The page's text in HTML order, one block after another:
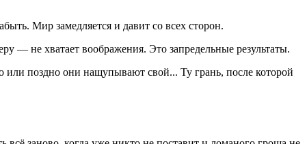
Мир замедляется и давит со всех сторон.
— не хватает воображения. Это запредельные результаты.
или поздно они нащупывают свой... Ту грань, после которой